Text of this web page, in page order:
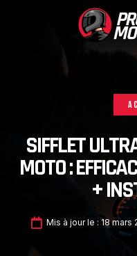
SIFFLET
MOTO :
+
Mis à jour le : 18 mars